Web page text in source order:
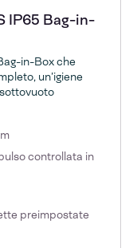
IP65 Bag-in-
in-Box che
un’igiene
controllata in
preimpostate